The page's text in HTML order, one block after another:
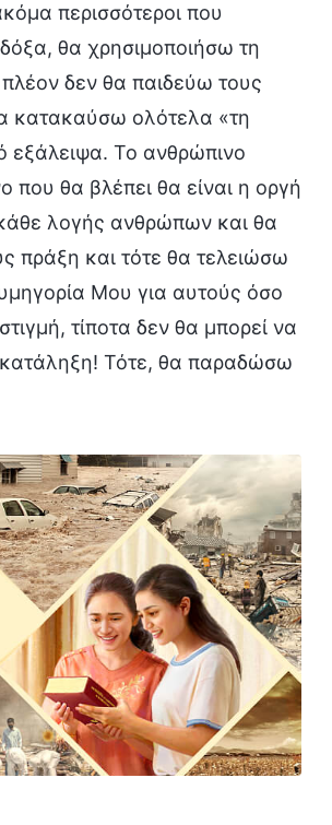
περισσότεροι που
θα χρησιμοποιήσω τη
δεν θα παιδεύω τους
κατακαύσω ολότελα «τη
εξάλειψα. Το ανθρώπινο
που θα βλέπει θα είναι η οργή
λογής ανθρώπων και θα
πράξη και τότε θα τελειώσω
Μου για αυτούς όσο
τίποτα δεν θα μπορεί να
κατάληξη! Τότε, θα παραδώσω